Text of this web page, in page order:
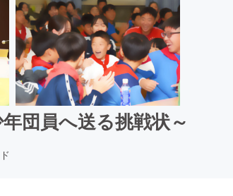
団員へ送る挑戦状～